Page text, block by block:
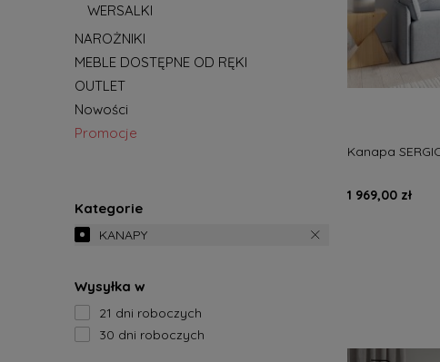
WERSALKI
NAROŻNIKI
MEBLE DOSTĘPNE OD RĘKI
OUTLET
Nowości
Promocje
Kategorie
KANAPY
Wysyłka w
21 dni roboczych
30 dni roboczych
Kanapa
1 969,00 zł